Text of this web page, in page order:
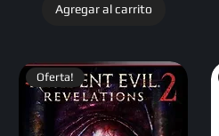
Agregar al carrito
Oferta!